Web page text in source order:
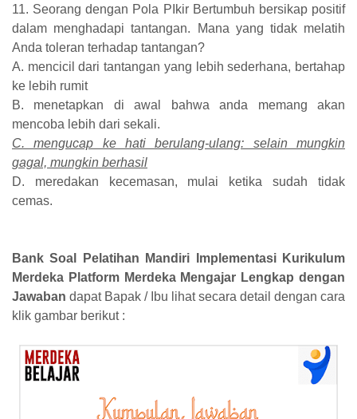
11. Seorang dengan Pola PIkir Bertumbuh bersikap positif
dalam menghadapi tantangan. Mana yang tidak melatih
Anda toleran terhadap tantangan?
A. mencicil dari tantangan yang lebih sederhana, bertahap
ke lebih rumit
B. menetapkan di awal bahwa anda memang akan
mencoba lebih dari sekali.
C. mengucap ke hati berulang-ulang: selain mungkin
gagal, mungkin berhasil
D. meredakan kecemasan, mulai ketika sudah tidak
cemas.
Bank Soal Pelatihan Mandiri Implementasi Kurikulum
Merdeka Platform Merdeka Mengajar Lengkap dengan
Jawaban dapat Bapak / Ibu lihat secara detail dengan cara
klik gambar berikut :